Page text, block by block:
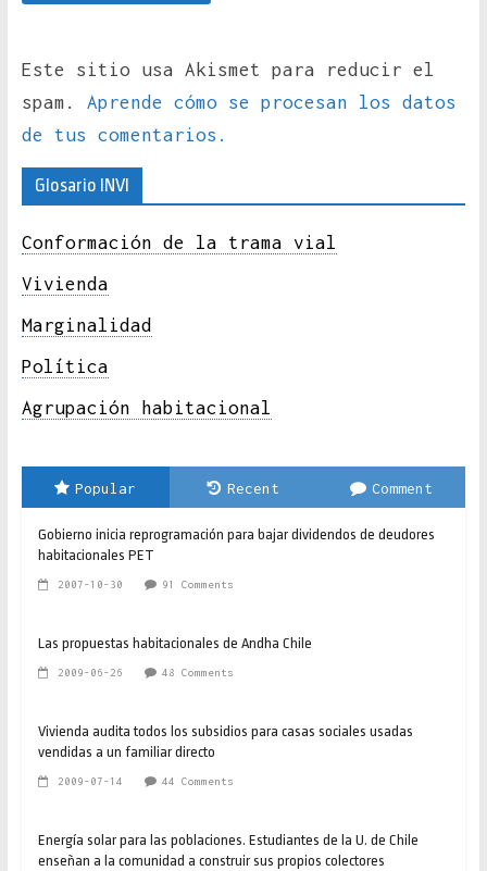
Este sitio usa Akismet para reducir el
spam. Aprende cómo se procesan los datos
de tus comentarios.
Glosario INVI
Conformación de la trama vial
Vivienda
Marginalidad
Política
Agrupación habitacional
Popular Recent Comment
Gobierno inicia reprogramación para bajar dividendos de deudores
habitacionales PET
2007-10-30 91 Comments
Las propuestas habitacionales de Andha Chile
2009-06-26 48 Comments
Vivienda audita todos los subsidios para casas sociales usadas
vendidas a un familiar directo
2009-07-14 44 Comments
Energía solar para las poblaciones. Estudiantes de la U. de Chile
enseñan a la comunidad a construir sus propios colectores